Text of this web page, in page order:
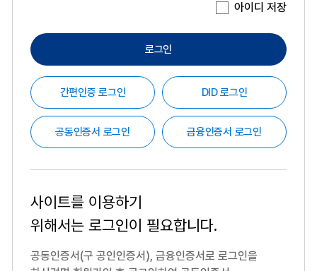
아이디 저장
로그인
간편인증 로그인 DID 로그인
공동인증서 로그인 금융인증서 로그인
사이트를 이용하기
위해서는 로그인이 필요합니다.
공동인증서(구 공인인증서), 금융인증서로 로그인을